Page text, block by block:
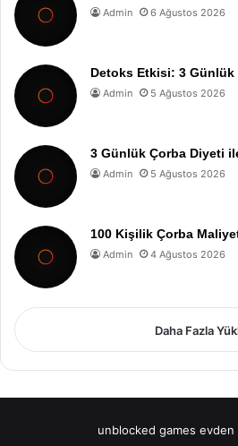
Admin 6 Ağustos 2026
Detoks Etkisi: 3 Günlük
Admin 5 Ağustos 2026
3 Günlük Çorba Diyeti
Admin 5 Ağustos 2026
100 Kişilik Çorba
Admin 4 Ağustos 2026
Daha Fazla
unblocked games evden